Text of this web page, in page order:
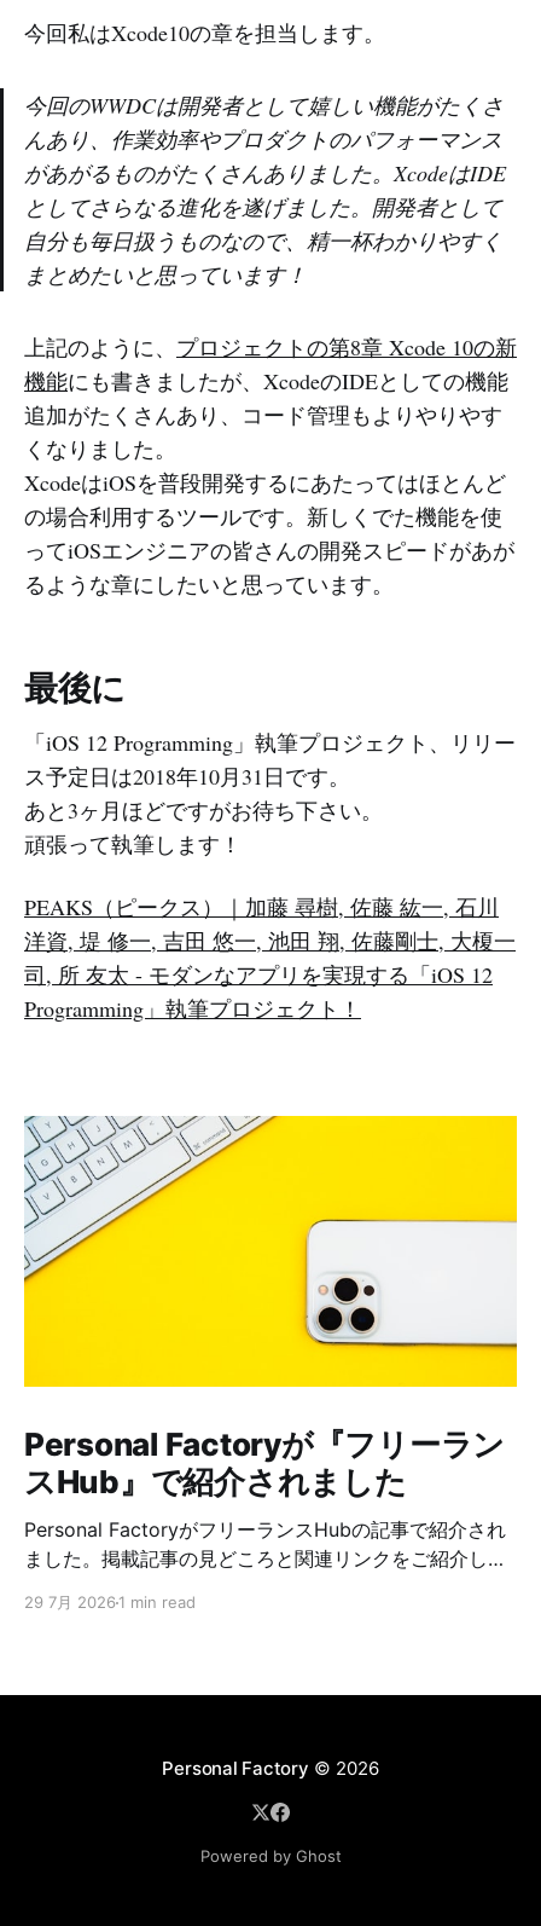
今回私はXcode10の章を担当します。
今回のWWDCは開発者として嬉しい機能がたくさ
んあり、作業効率やプロダクトのパフォーマンス
があがるものがたくさんありました。XcodeはIDE
としてさらなる進化を遂げました。開発者として
自分も毎日扱うものなので、精一杯わかりやすく
まとめたいと思っています！
上記のように、 プロジェクトの第8章 Xcode 10の新
機能にも書きましたが、XcodeのIDEとしての機能
追加がたくさんあり、コード管理もよりやりやす
くなりました。
XcodeはiOSを普段開発するにあたってはほとんど
の場合利用するツールです。新しくでた機能を使
ってiOSエンジニアの皆さんの開発スピードがあが
るような章にしたいと思っています。
最後に
「iOS 12 Programming」執筆プロジェクト、リリー
ス予定日は2018年10月31日です。
あと3ヶ月ほどですがお待ち下さい。
頑張って執筆します！
PEAKS（ピークス）｜加藤 尋樹, 佐藤 紘一, 石川
洋資, 堤 修一, 吉田 悠一, 池田 翔, 佐藤剛士, 大榎一
司, 所 友太 - モダンなアプリを実現する「iOS 12
Programming」執筆プロジェクト！
Personal Factoryが『フリーラン
スHub』で紹介されました
Personal FactoryがフリーランスHubの記事で紹介され
ました。掲載記事の見どころと関連リンクをご紹介しま
29 7月 2026 1 min read
Personal Factory © 2026
Powered by Ghost